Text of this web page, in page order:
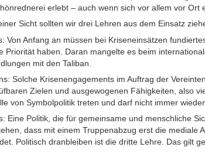
erlebt – auch wenn sich vor allem vor
Sicht sollten wir drei Lehren aus dem Einsatz
Von Anfang an müssen bei Kriseneinsätzen
Priorität haben. Daran mangelte es beim
mit den Taliban.
Solche Krisenengagements im Auftrag der
Zielen und ausgewogenen Fähigkeiten, also
von Symbolpolitik treten und darf nicht immer
Eine Politik, die für gemeinsame und menschliche
dass mit einem Truppenabzug erst die mediale
Politisch dranbleiben ist die dritte Lehre. Das gilt